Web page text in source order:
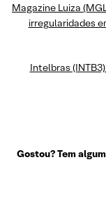
Magazine Luiza
irregularidades
Intelbras
Gostou? Tem